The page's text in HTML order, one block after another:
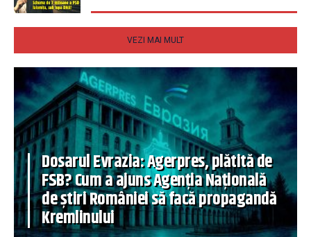
VEZI MAI MULT
Dosarul Evrazia: Agerpres, plătită de
FSB? Cum a ajuns Agenția Națională
de știri României să facă propagandă
Kremlinului